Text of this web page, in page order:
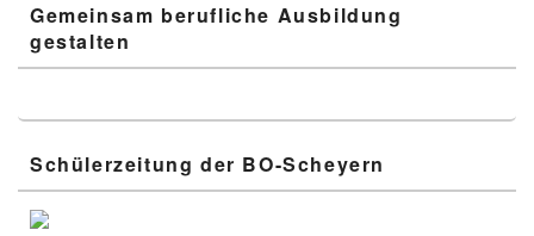
Gemeinsam berufliche Ausbildung
gestalten
Schülerzeitung der BO-Scheyern